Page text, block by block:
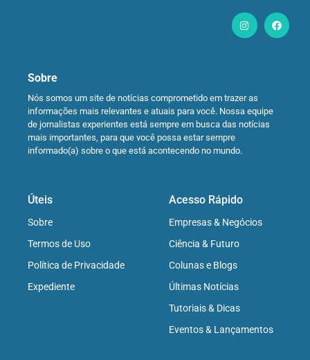
Sobre
Nós somos um site de notícias comprometido em trazer as
informações mais relevantes e atuais para você. Nossa equipe
de jornalistas experientes está sempre em busca das notícias
mais importantes, para que você possa estar sempre
informado(a) sobre o que está acontecendo no mundo.
Úteis
Sobre
Termos de Uso
Política de Privacidade
Expediente
Acesso Rápido
Empresas & Negócios
Ciência & Futuro
Colunas e Blogs
Últimas Notícias
Tutoriais & Dicas
Eventos & Lançamentos